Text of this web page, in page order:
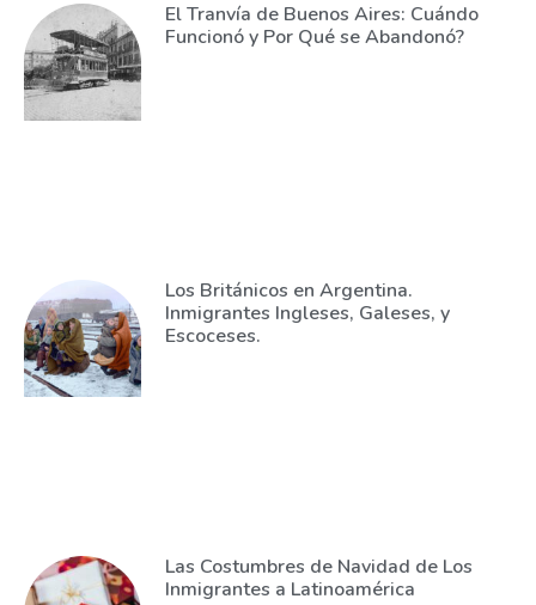
El Tranvía de Buenos Aires: Cuándo
Funcionó y Por Qué se Abandonó?
Los Británicos en Argentina.
Inmigrantes Ingleses, Galeses, y
Escoceses.
Las Costumbres de Navidad de Los
Inmigrantes a Latinoamérica